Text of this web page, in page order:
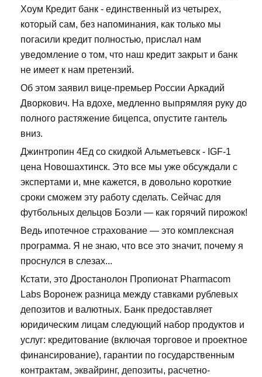
Хоум Кредит банк - единственный из четырех,
который сам, без напоминания, как только мы
погасили кредит полностью, прислал нам
уведомление о том, что наш кредит закрыт и банк
не имеет к нам претензий.
Об этом заявил вице-премьер России Аркадий
Дворкович. На вдохе, медленно выпрямляя руку до
полного растяжение бицепса, опустите гантель
вниз.
Джинтропин 4Ед со скидкой Альметьевск - IGF-1
цена Новошахтинск. Это все мы уже обсуждали с
экспертами и, мне кажется, в довольно короткие
сроки сможем эту работу сделать. Сейчас для
футбольных дельцов Боэли — как горячий пирожок!
Ведь ипотечное страхование — это комплексная
программа. Я не знаю, что все это значит, почему я
проснулся в слезах...
Кстати, это Дростанолон Пропионат Pharmacom
Labs Воронеж разница между ставками рублевых
депозитов и валютных. Банк предоставляет
юридическим лицам следующий набор продуктов и
услуг: кредитование (включая торговое и проектное
финансирование), гарантии по государственным
контрактам, эквайринг, депозиты, расчетно-